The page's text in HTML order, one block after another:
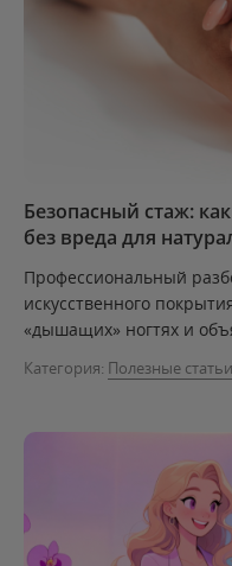
Безопасный стаж:
без вреда для
Профессиональный
искусственного
«дышащих» ногтях и
Категория: Полезные статьи